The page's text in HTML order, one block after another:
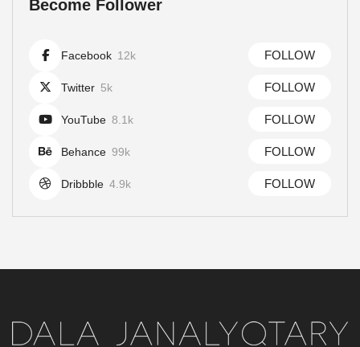
Become Follower
Facebook 12k FOLLOW
Twitter 5k FOLLOW
YouTube 8.1k FOLLOW
Behance 99k FOLLOW
Dribbble 4.9k FOLLOW